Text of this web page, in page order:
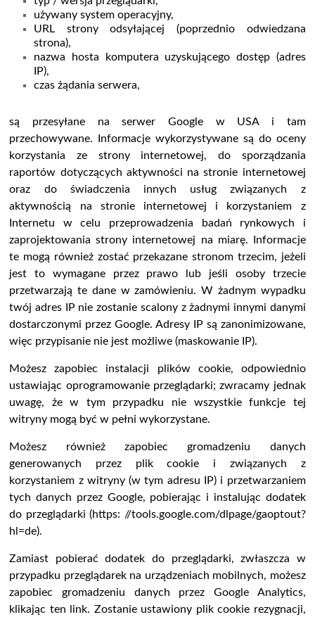
używany system operacyjny,
URL strony odsyłającej (poprzednio odwiedzana
strona),
nazwa hosta komputera uzyskującego dostęp (adres
IP),
czas żądania serwera,
są przesyłane na serwer Google w USA i tam
przechowywane. Informacje wykorzystywane są do oceny
korzystania ze strony internetowej, do sporządzania
raportów dotyczących aktywności na stronie internetowej
oraz do świadczenia innych usług związanych z
aktywnością na stronie internetowej i korzystaniem z
Internetu w celu przeprowadzenia badań rynkowych i
zaprojektowania strony internetowej na miarę. Informacje
te mogą również zostać przekazane stronom trzecim, jeżeli
jest to wymagane przez prawo lub jeśli osoby trzecie
przetwarzają te dane w zamówieniu. W żadnym wypadku
twój adres IP nie zostanie scalony z żadnymi innymi danymi
dostarczonymi przez Google. Adresy IP są zanonimizowane,
więc przypisanie nie jest możliwe (maskowanie IP).
Możesz zapobiec instalacji plików cookie, odpowiednio
ustawiając oprogramowanie przeglądarki; zwracamy jednak
uwagę, że w tym przypadku nie wszystkie funkcje tej
witryny mogą być w pełni wykorzystane.
Możesz również zapobiec gromadzeniu danych
generowanych przez plik cookie i związanych z
korzystaniem z witryny (w tym adresu IP) i przetwarzaniem
tych danych przez Google, pobierając i instalując dodatek
do przeglądarki (https: //tools.google.com/dlpage/gaoptout?
hl=de).
Zamiast pobierać dodatek do przeglądarki, zwłaszcza w
przypadku przeglądarek na urządzeniach mobilnych, możesz
zapobiec gromadzeniu danych przez Google Analytics,
klikając ten link. Zostanie ustawiony plik cookie rezygnacji,